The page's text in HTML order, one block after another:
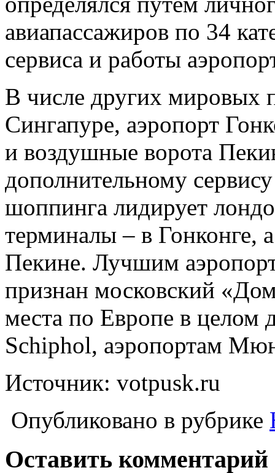
авиапассажиров по 34
сервиса и работы
В числе других мировых
Сингапуре, аэропорт
и воздушные ворота
дополнительному
шоппинга лидирует
терминалы – в Гонконге,
Пекине. Лучшим
признан московский
места по Европе в целом
Schiphol, аэропортам
Источник: votpusk.ru
Опубликовано в рубрике
Оставить комментарий